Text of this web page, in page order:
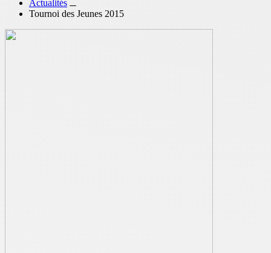
Actualités
Tournoi des Jeunes 2015